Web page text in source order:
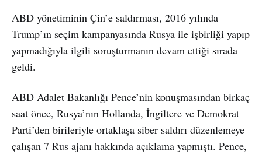
ABD yönetiminin Çin’e saldırması, 2016 yılında
Trump’ın seçim kampanyasında Rusya ile işbirliği yapıp
yapmadığıyla ilgili soruşturmanın devam ettiği sırada
geldi.
ABD Adalet Bakanlığı Pence’nin konuşmasından birkaç
saat önce, Rusya’nın Hollanda, İngiltere ve Demokrat
Parti’den birileriyle ortaklaşa siber saldırı düzenlemeye
çalışan 7 Rus ajanı hakkında açıklama yapmıştı. Pence,